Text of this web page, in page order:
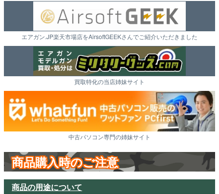
エアガン.JP楽天市場店をAirsoftGEEKさんでご紹介いただきました
買取特化の当店姉妹サイト
中古パソコン専門の姉妹サイト
商品購入時のご注意
商品の用途について